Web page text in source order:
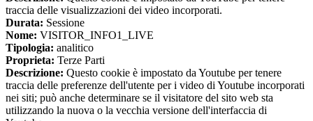
traccia delle visualizzazioni dei video incorporati.
Durata: Sessione
Nome: VISITOR_INFO1_LIVE
Tipologia: analitico
Proprieta: Terze Parti
Descrizione: Questo cookie è impostato da Youtube per tenere
traccia delle preferenze dell'utente per i video di Youtube incorporati
nei siti; può anche determinare se il visitatore del sito web sta
utilizzando la nuova o la vecchia versione dell'interfaccia di